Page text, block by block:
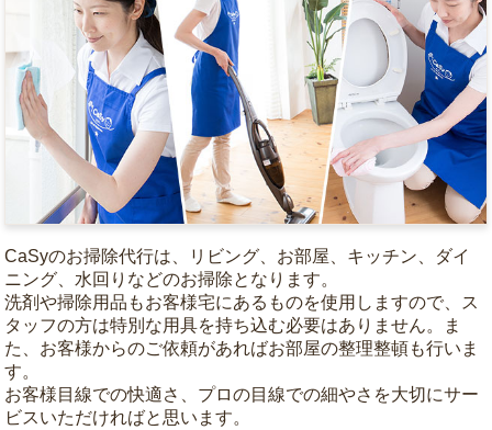
CaSyのお掃除代行は、リビング、お部屋、キッチン、ダイ
ニング、水回りなどのお掃除となります。
洗剤や掃除用品もお客様宅にあるものを使用しますので、ス
タッフの方は特別な用具を持ち込む必要はありません。ま
た、お客様からのご依頼があればお部屋の整理整頓も行いま
す。
お客様目線での快適さ、プロの目線での細やさを大切にサー
ビスいただければと思います。